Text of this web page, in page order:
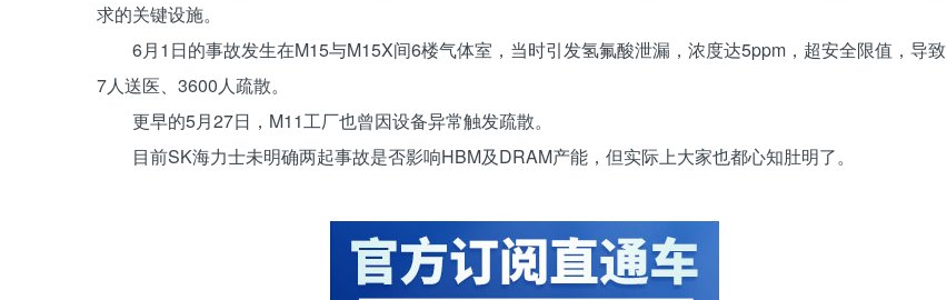
求的关键设施。
6月1日的事故发生在M15与M15X间6楼气体室，当时引发氢氟酸泄漏，浓度达5ppm，超安全限值，导致
7人送医、3600人疏散。
更早的5月27日，M11工厂也曾因设备异常触发疏散。
目前SK海力士未明确两起事故是否影响HBM及DRAM产能，但实际上大家也都心知肚明了。